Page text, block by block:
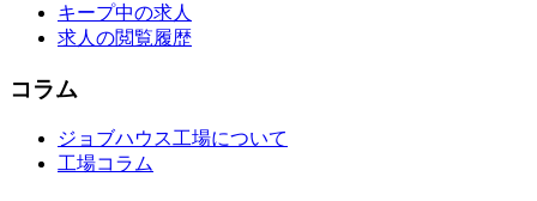
キープ中の求人
求人の閲覧履歴
コラム
ジョブハウス工場について
工場コラム